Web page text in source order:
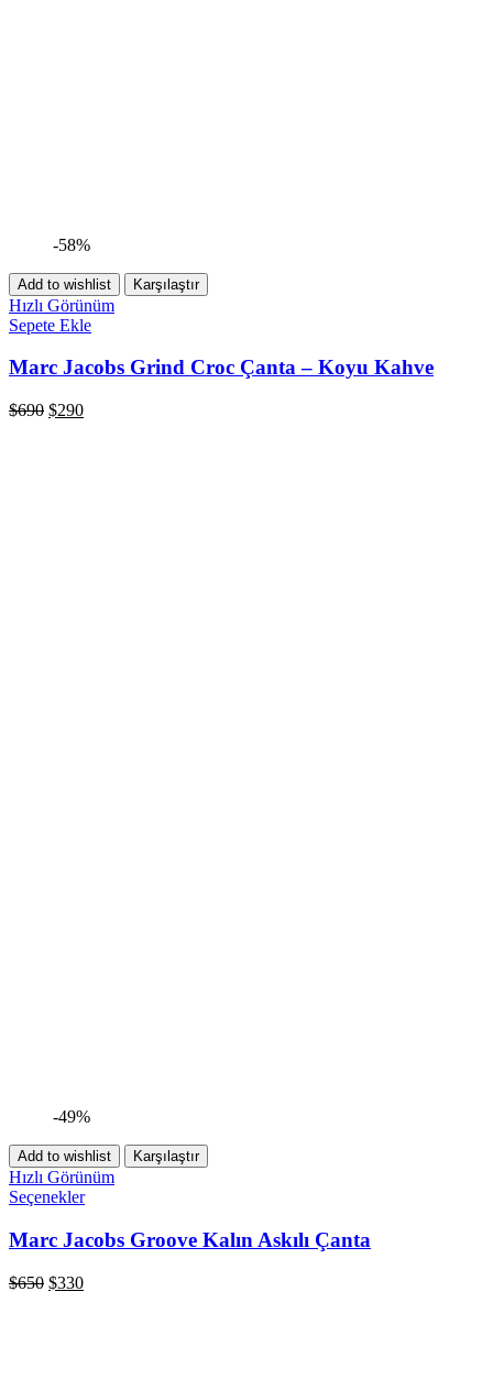
-58%
Add to wishlist Karşılaştır
Hızlı Görünüm
Sepete Ekle
Marc Jacobs Grind Croc Çanta – Koyu Kahve
$690 $290
-49%
Add to wishlist Karşılaştır
Hızlı Görünüm
Seçenekler
Marc Jacobs Groove Kalın Askılı Çanta
$650 $330